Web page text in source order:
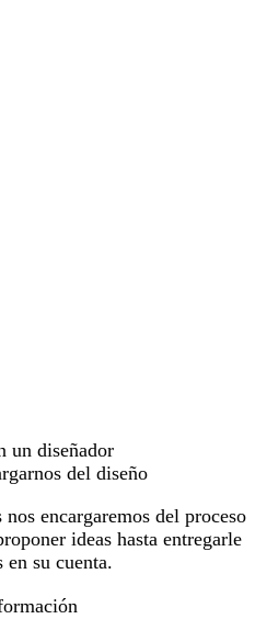
un diseñador
del diseño
encargaremos del proceso
ideas hasta entregarle
en su cuenta.